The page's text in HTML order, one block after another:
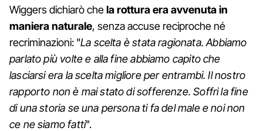
Wiggers dichiarò chela rottura era avvenuta in
maniera naturale, senza accuse reciproche né
recriminazioni: "La scelta è stata ragionata. Abbiamo
parlato più volte e alla fine abbiamo capito che
lasciarsi era la scelta migliore per entrambi. Il nostro
rapporto non è mai stato di sofferenze. Soffri la fine
di una storia se una persona ti fa del male e noi non
ce ne siamo fatti".